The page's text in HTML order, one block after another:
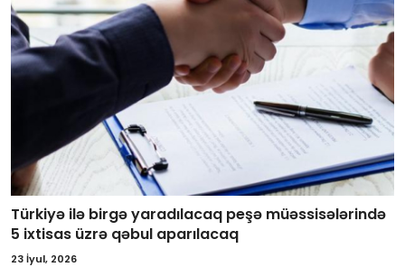
Türkiyə ilə birgə yaradılacaq peşə müəssisələrində
5 ixtisas üzrə qəbul aparılacaq
23 İyul, 2026